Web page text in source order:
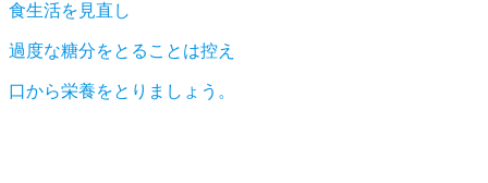
食生活を見直し
過度な糖分をとることは控え
口から栄養をとりましょう。